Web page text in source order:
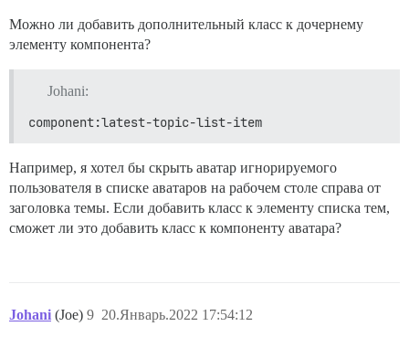
// делаем то же самое для списка тем на странице
api.modifyClass("component:latest-topic-list-
    pluginId: PLUGIN_ID,
    unboundClassNames() {
    }
Можно ли добавить дополнительный класс к дочернему
элементу компонента?
Johani:
component:latest-topic-list-item
Например, я хотел бы скрыть аватар игнорируемого
пользователя в списке аватаров на рабочем столе справа от
заголовка темы. Если добавить класс к элементу списка тем,
сможет ли это добавить класс к компоненту аватара?
Johani (Joe) 20.Январь.2022 17:54:12
9